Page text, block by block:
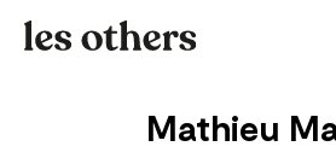
Mathieu